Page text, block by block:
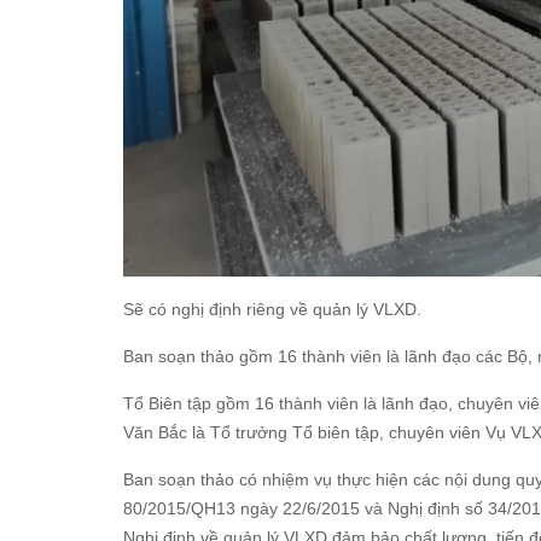
Sẽ có nghị định riêng về quản lý VLXD.
Ban soạn thảo gồm 16 thành viên là lãnh đạo các
Tổ Biên tập gồm 16 thành viên là lãnh đạo, chuyên
Văn Bắc là Tổ trưởng Tổ biên tập, chuyên viên Vụ
Ban soạn thảo có nhiệm vụ thực hiện các nội dung
80/2015/QH13 ngày 22/6/2015 và Nghị định số 34/